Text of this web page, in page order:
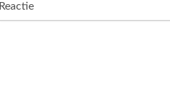
Reactie